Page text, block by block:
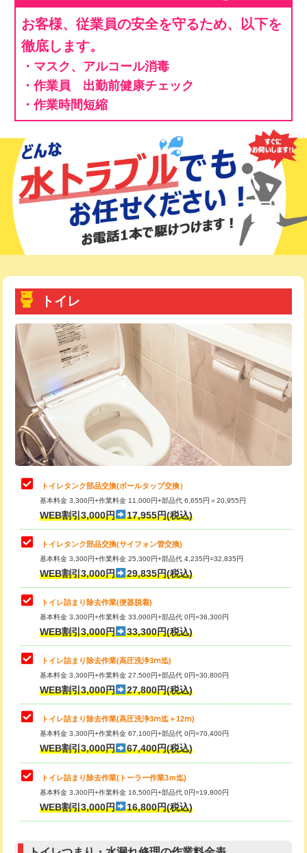
お客様、従業員の安全を守るため、以下を
徹底します。
・マスク、アルコール消毒
・作業員 出勤前健康チェック
・作業時間短縮
トイレ
トイレタンク部品交換(ボールタップ交換）
基本料金 3,300円+作業料金 11,000円+部品代 6,655円＝20,955円
WEB割引3,000円 17,955円(税込)
トイレタンク部品交換(サイフォン管交換)
基本料金 3,300円+作業料金 25,300円+部品代 4,235円=32,835円
WEB割引3,000円 29,835円(税込)
トイレ詰まり除去作業(便器脱着)
基本料金 3,300円+作業料金 33,000円+部品代 0円=36,300円
WEB割引3,000円 33,300円(税込)
トイレ詰まり除去作業(高圧洗浄3ⅿ迄)
基本料金 3,300円+作業料金 27,500円+部品代 0円=30,800円
WEB割引3,000円 27,800円(税込)
トイレ詰まり除去作業(高圧洗浄3ⅿ迄＋12ⅿ)
基本料金 3,300円+作業料金 67,100円+部品代 0円=70,400円
WEB割引3,000円 67,400円(税込)
トイレ詰まり除去作業(トーラー作業3ｍ迄)
基本料金 3,300円+作業料金 16,500円+部品代 0円=19,800円
WEB割引3,000円 16,800円(税込)